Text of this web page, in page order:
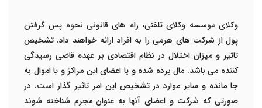
وکلای موسسه وکلای تلفنی، راه های قانونی نحوه پس گرفتن
پول از شرکت های هرمی را به افراد ارائه خواهند داد. تشخیص
تاثیر و میزان اختلال در نظام اقتصادی بر عهده قاضی رسیدگی
کننده می باشد. مال برده شده و یا اعضای این مراکز و یا اموال به
جا مانده و سایر موارد در تشخیص این امر تاثیر گذار است. در
صورتی که شرکت و اعضای آنها به عنوان مجرم شناخته شوند